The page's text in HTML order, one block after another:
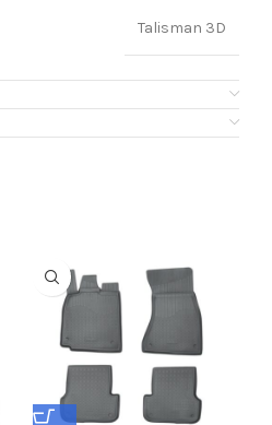
Talisman 3D